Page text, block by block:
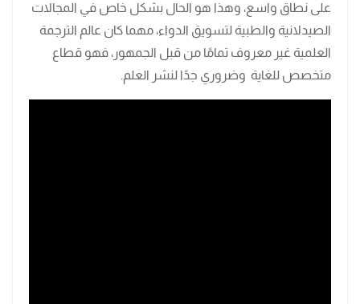
على نطاق واسع، وهذا هو الحال بشكل خاص في المجالات
الصيدلانية والطبية لتسويق الدواء، مهما كان عالم الترجمة
العلمية غير معروف تمامًا من قبل الجمهور، فهو قطاع
متخصص للغاية وضروري جدًا لنشر العلم.